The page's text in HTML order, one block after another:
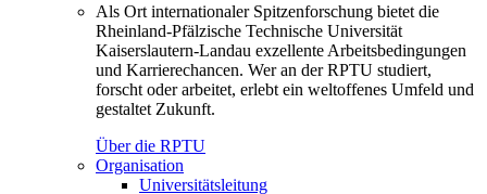
Als Ort internationaler Spitzenforschung bietet die
Rheinland-Pfälzische Technische Universität
Kaiserslautern-Landau exzellente Arbeitsbedingungen
und Karrierechancen. Wer an der RPTU studiert,
forscht oder arbeitet, erlebt ein weltoffenes Umfeld und
gestaltet Zukunft.
Über die RPTU
Organisation
Universitätsleitung